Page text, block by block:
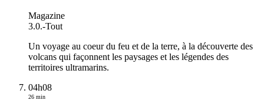
Magazine
3.0.-Tout
Un voyage au coeur du feu et de la terre, à la découverte des
volcans qui façonnent les paysages et les légendes des
territoires ultramarins.
04h08
26 min